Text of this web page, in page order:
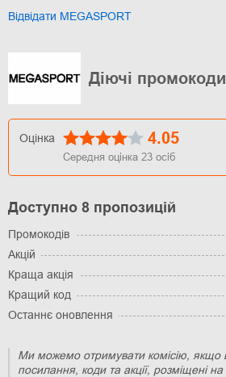
Відвідати MEGASPORT
Діючі
Оцінка 4.05
Середня оцінка 23 осіб
Доступно 8 пропозицій
Промокодів
Акцій
Краща акція
Кращий код
Останнє оновлення
Ми можемо отримувати комісію, якщо
посилання, коди та акції, розміщені на